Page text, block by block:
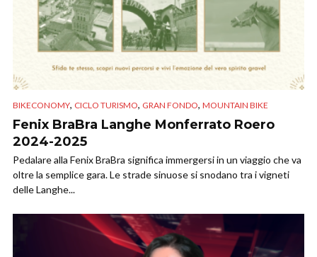
BIKECONOMY, CICLO TURISMO, GRAN FONDO, MOUNTAIN BIKE
Fenix BraBra Langhe Monferrato Roero
2024-2025
Pedalare alla Fenix BraBra significa immergersi in un viaggio che va
oltre la semplice gara. Le strade sinuose si snodano tra i vigneti
delle Langhe...